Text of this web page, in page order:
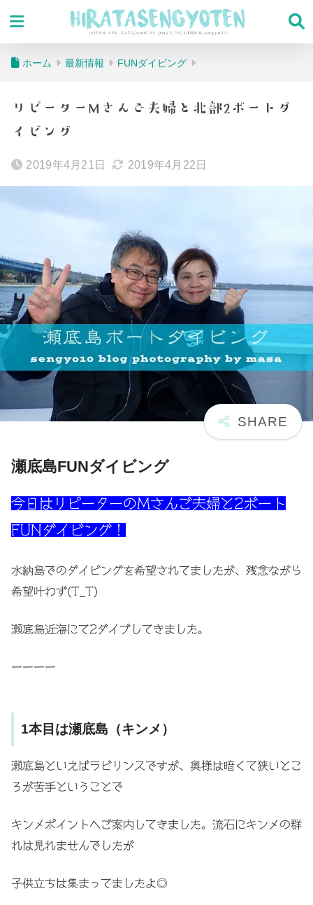
ホーム 最新情報 FUNダイビング
リピーターMさんご夫婦と北部2ボートダ
イビング
2019年4月21日 2019年4月22日
瀬底島FUNダイビング
今日はリピーターのMさんご夫婦と2ボート
FUNダイビング！
水納島でのダイビングを希望されてましたが、残念ながら
希望叶わず(T_T)
瀬底島近海にて2ダイブしてきました。
ーーーー
1本目は瀬底島（キンメ）
瀬底島といえばラビリンスですが、奥様は暗くて狭いとこ
ろが苦手ということで
キンメポイントへご案内してきました。流石にキンメの群
れは見れませんでしたが
子供立ちは集まってましたよ◎